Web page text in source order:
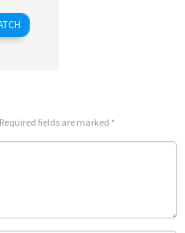
Required fields are marked *